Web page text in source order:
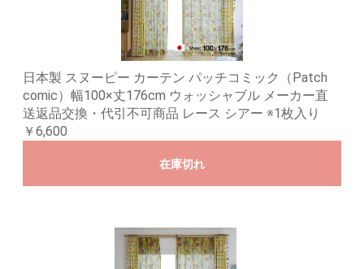
日本製 スヌーピー カーテン パッチコミック（Patch
comic）幅100×丈176cm ウォッシャブル メーカー直
送返品交換・代引不可商品 レース シアー ※1枚入り
￥6,600
在庫切れ